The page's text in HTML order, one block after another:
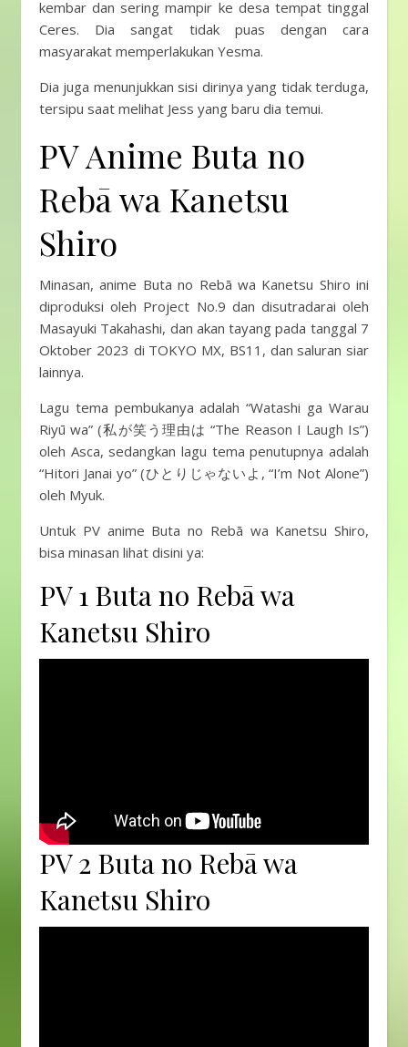
kembar dan sering mampir ke desa tempat tinggal
Ceres. Dia sangat tidak puas dengan cara
masyarakat memperlakukan Yesma.
Dia juga menunjukkan sisi dirinya yang tidak terduga,
tersipu saat melihat Jess yang baru dia temui.
PV Anime Buta no
Rebā wa Kanetsu
Shiro
Minasan, anime Buta no Rebā wa Kanetsu Shiro ini
diproduksi oleh Project No.9 dan disutradarai oleh
Masayuki Takahashi, dan akan tayang pada tanggal 7
Oktober 2023 di TOKYO MX, BS11, dan saluran siar
lainnya.
Lagu tema pembukanya adalah “Watashi ga Warau
Riyū wa” (私が笑う理由は “The Reason I Laugh Is”)
oleh Asca, sedangkan lagu tema penutupnya adalah
“Hitori Janai yo” (ひとりじゃないよ, “I’m Not Alone”)
oleh Myuk.
Untuk PV anime Buta no Rebā wa Kanetsu Shiro,
bisa minasan lihat disini ya:
PV 1 Buta no Rebā wa
Kanetsu Shiro
PV 2 Buta no Rebā wa
Kanetsu Shiro